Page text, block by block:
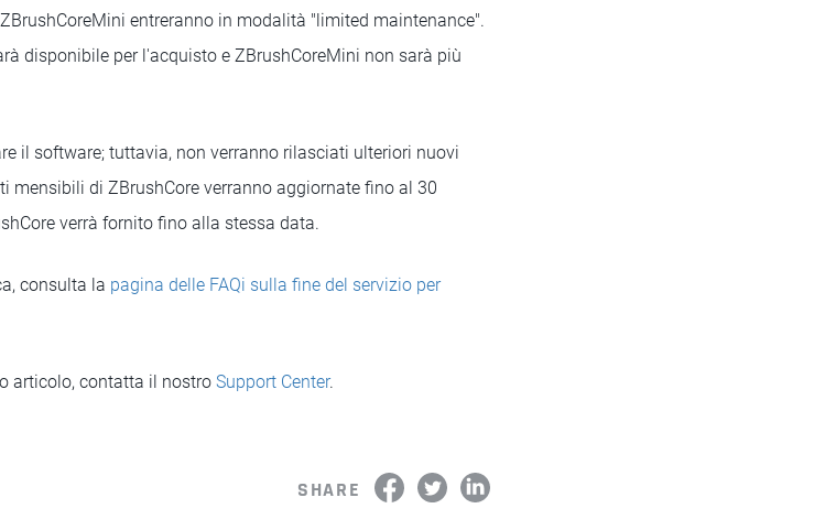
entreranno in modalità "limited maintenance".
disponibile per l'acquisto e ZBrushCoreMini non sarà più
il software; tuttavia, non verranno rilasciati ulteriori nuovi
mensibili di ZBrushCore verranno aggiornate fino al 30
verrà fornito fino alla stessa data.
consulta la pagina delle FAQi sulla fine del servizio per
articolo, contatta il nostro Support Center.
SHARE